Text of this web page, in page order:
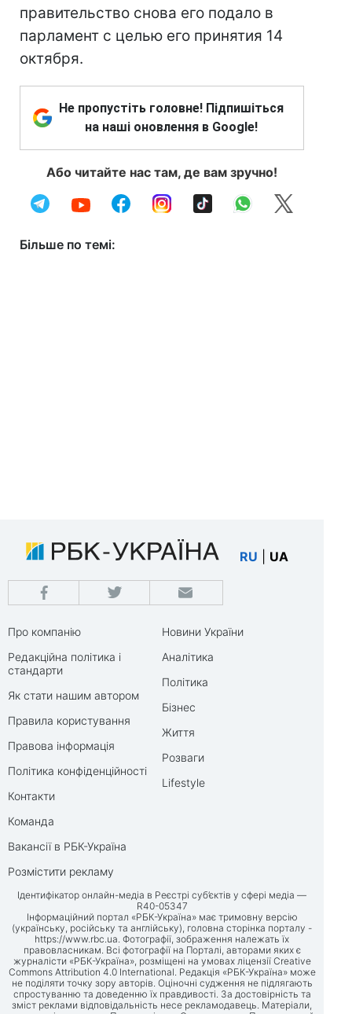
правительство снова его подало в
парламент с целью его принятия 14
октября.
Не пропустіть головне! Підпишіться
на наші оновлення в Google!
Або читайте нас там, де вам зручно!
Більше по темі:
RU UA
Про компанію
Редакційна політика і
стандарти
Як стати нашим автором
Правила користування
Правова інформація
Політика конфіденційності
Контакти
Команда
Вакансії в РБК-Україна
Розмістити рекламу
Новини України
Аналітика
Політика
Бізнес
Життя
Розваги
Lifestyle
Ідентифікатор онлайн-медіа в Реєстрі суб’єктів у сфері медіа —
R40-05347
Інформаційний портал «РБК-Україна» має тримовну версію
(українську, російську та англійську), головна сторінка порталу -
https://www.rbc.ua. Фотографії, зображення належать їх
правовласникам. Всі фотографії на Порталі, авторами яких є
журналісти «РБК-Україна», розміщені на умовах ліцензії Creative
Commons Attribution 4.0 International. Редакція «РБК-Україна» може
не поділяти точку зору авторів. Оціночні судження не підлягають
спростуванню та доведенню їх правдивості. За достовірність та
зміст реклами відповідальність несе рекламодавець. Матеріали,